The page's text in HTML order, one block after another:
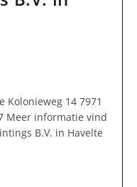
Kolonieweg 14 7971
Meer informatie vind
B.V. in Havelte